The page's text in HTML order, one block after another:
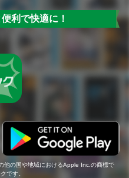
利で快適に！
他の国や地域におけるApple Inc.の商標で
です。